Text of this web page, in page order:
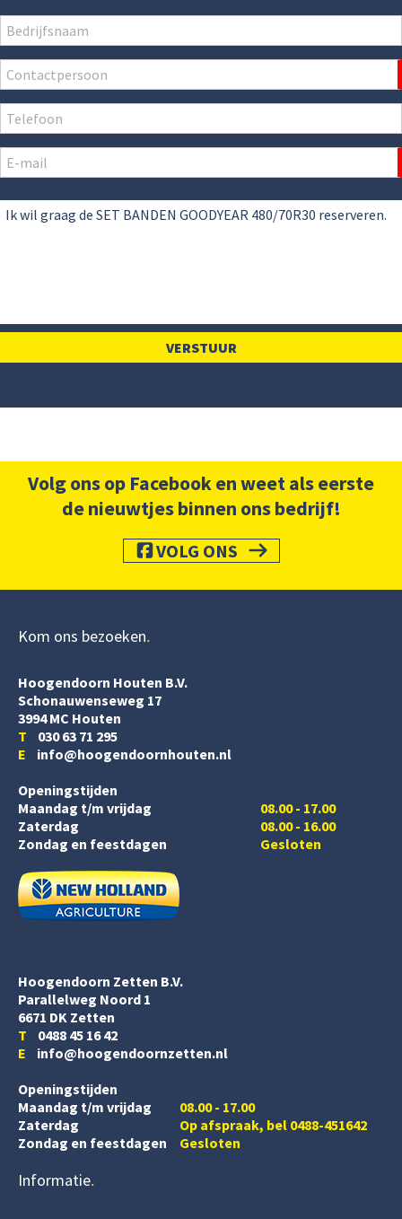
Volg ons op Facebook en weet als eerste
de nieuwtjes binnen ons bedrijf!
VOLG ONS
Kom ons bezoeken
Hoogendoorn Houten B.V.
Schonauwenseweg 17
3994 MC Houten
T 030 63 71 295
E info@hoogendoornhouten.nl
Openingstijden
Maandag t/m vrijdag
Zaterdag
08.00 - 17.00
08.00 - 16.00
Zondag en feestdagen
Gesloten
Hoogendoorn Zetten B.V.
Parallelweg Noord 1
6671 DK Zetten
T 0488 45 16 42
E info@hoogendoornzetten.nl
Openingstijden
Maandag t/m vrijdag
08.00 - 17.00
Zaterdag
Op afspraak, bel 0488-451642
Zondag en feestdagen
Gesloten
Informatie